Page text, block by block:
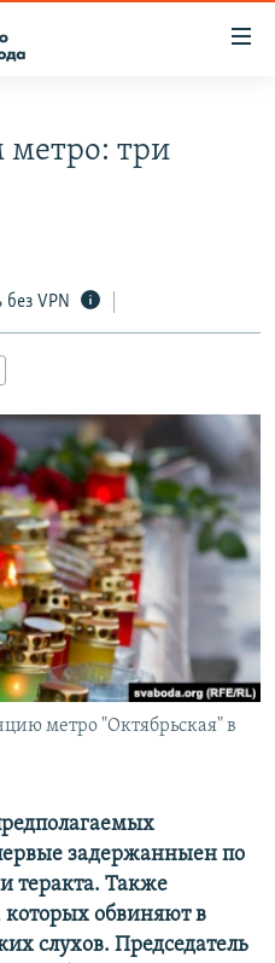
три
без VPN
метро "Октябрьская" в
задержанныен по
теракта. Также
обвиняют в
слухов. Председатель